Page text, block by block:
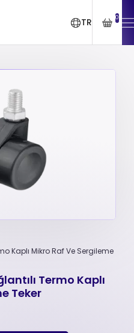
TR 0
Kaplı Mikro Raf Ve Sergileme
Termo Kaplı
Teker